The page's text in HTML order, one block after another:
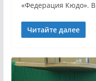
«Федерация Кюдо». В
Читайте далее